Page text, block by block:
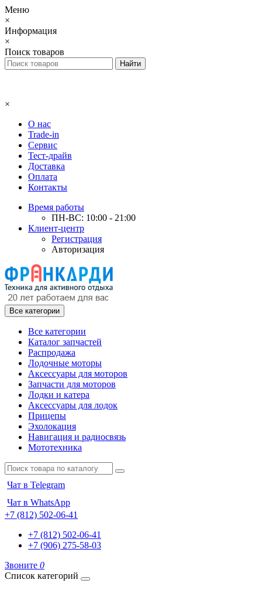
Меню
×
Информация
×
Поиск товаров
×
О нас
Trade-in
Сервис
Тест-драйв
Доставка
Оплата
Контакты
Время работы
ПН-ВС: 10:00 - 21:00
Клиент-центр
Регистрация
Авторизация
Все категории
Все категории
Каталог запчастей
Распродажа
Лодочные моторы
Аксессуары для моторов
Запчасти для моторов
Лодки и катера
Аксессуары для лодок
Прицепы
Эхолокация
Навигация и радиосвязь
Мототехника
Чат в Telegram
Чат в WhatsApp
+7 (812) 502-06-41
+7 (812) 502-06-41
+7 (906) 275-58-03
Звоните 0
Список категорий